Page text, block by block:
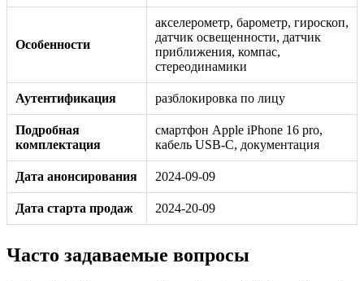
Особенности
акселерометр, барометр, гироскоп,
датчик освещенности, датчик
приближения, компас,
стереодинамики
Аутентификация разблокировка по лицу
Подробная
комплектация
смартфон Apple iPhone 16 pro,
кабель USB‑C, документация
Дата анонсирования 2024-09-09
Дата старта продаж 2024-20-09
Часто задаваемые вопросы